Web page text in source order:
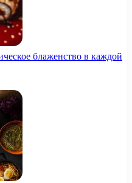
блаженство в каждой